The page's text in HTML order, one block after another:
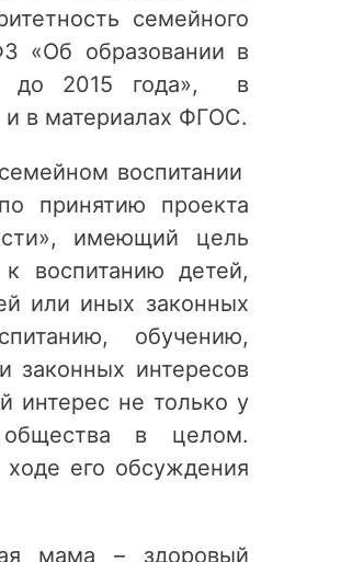
семейного
«Об образовании в
до 2015 года», в
и в материалах ФГОС.
воспитании
принятию проекта
имеющий цель
воспитанию детей,
или иных законных
обучению,
законных интересов
интерес не только у
общества в целом.
ходе его обсуждения
мама – здоровый